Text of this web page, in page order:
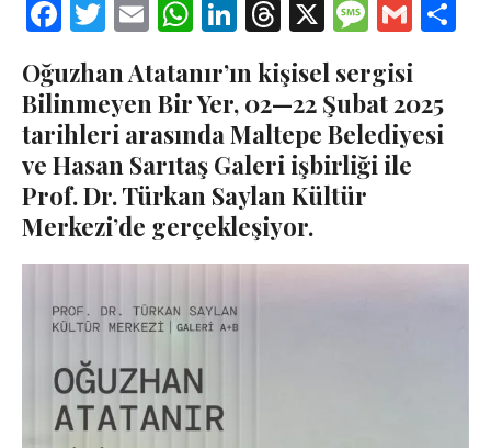
FacebookTwitterEmail WhatsAppLinkedInThreads
X Message
Gmail
Oğuzhan Atatanır’ın kişisel sergisi
Bilinmeyen Bir Yer, 02—22 Şubat 2025
tarihleri arasında Maltepe Belediyesi
ve Hasan Sarıtaş Galeri işbirliği ile
Prof. Dr. Türkan Saylan Kültür
Merkezi’de gerçekleşiyor.